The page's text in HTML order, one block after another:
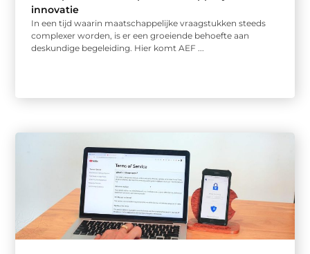
innovatie
In een tijd waarin maatschappelijke vraagstukken steeds
complexer worden, is er een groeiende behoefte aan
deskundige begeleiding. Hier komt AEF ...